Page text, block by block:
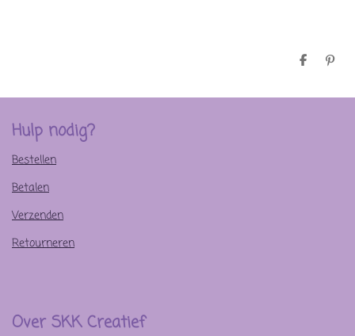
D
e
P
n
Hulp nodig?
Bestellen
Betalen
Verzenden
Retourneren
Over SKK Creatief